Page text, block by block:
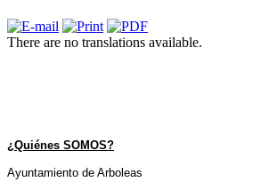
There are no translations available.
¿Quiénes SOMOS?
Ayuntamiento de Arboleas